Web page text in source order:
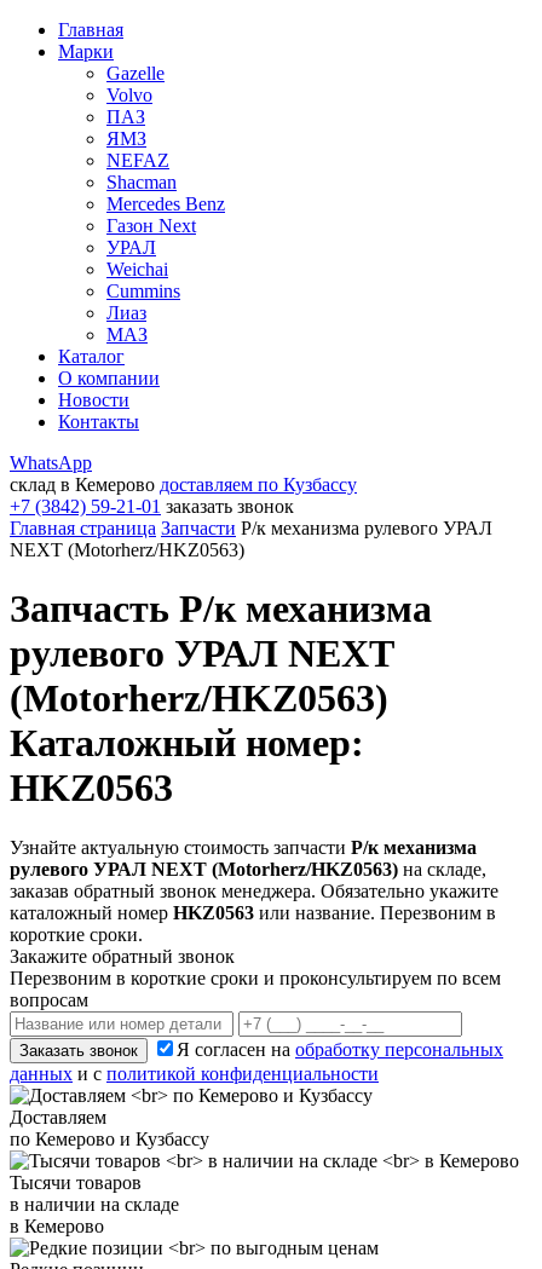
Главная
Марки
Gazelle
Volvo
ПАЗ
ЯМЗ
NEFAZ
Shacman
Mercedes Benz
Газон Next
УРАЛ
Weichai
Cummins
Лиаз
МАЗ
Каталог
О компании
Новости
Контакты
WhatsApp
склад в Кемерово доставляем по Кузбассу
+7 (3842) 59-21-01 заказать звонок
Главная страница Запчасти Р/к механизма рулевого УРАЛ
NEXT (Motorherz/HKZ0563)
Запчасть Р/к механизма
рулевого УРАЛ NEXT
(Motorherz/HKZ0563)
Каталожный номер:
HKZ0563
Узнайте актуальную стоимость запчасти Р/к механизма
рулевого УРАЛ NEXT (Motorherz/HKZ0563) на складе,
заказав обратный звонок менеджера. Обязательно укажите
каталожный номер HKZ0563 или название. Перезвоним в
короткие сроки.
Закажите обратный звонок
Перезвоним в короткие сроки и проконсультируем по всем
вопросам
Заказать звонок Я согласен на обработку персональных
данных и с политикой конфиденциальности
Доставляем
по Кемерово и Кузбассу
Тысячи товаров
в наличии на складе
в Кемерово